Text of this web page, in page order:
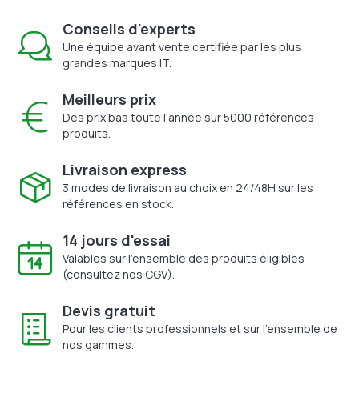
Conseils d'experts
Une équipe avant vente certifiée par les plus
grandes marques IT.
Meilleurs prix
Des prix bas toute l'année sur 5000 références
produits.
Livraison express
3 modes de livraison au choix en 24/48H sur les
références en stock.
14 jours d'essai
Valables sur l'ensemble des produits éligibles
(consultez nos CGV).
Devis gratuit
Pour les clients professionnels et sur l'ensemble de
nos gammes.